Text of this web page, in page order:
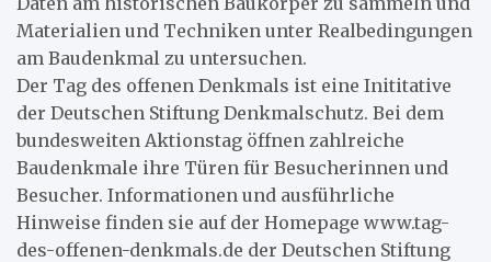
Materialien und Techniken unter Realbedingungen
am Baudenkmal zu untersuchen.
Der Tag des offenen Denkmals ist eine Inititative
der Deutschen Stiftung Denkmalschutz. Bei dem
bundesweiten Aktionstag öffnen zahlreiche
Baudenkmale ihre Türen für Besucherinnen und
Besucher. Informationen und ausführliche
Hinweise finden sie auf der Homepage www.tag-
des-offenen-denkmals.de der Deutschen Stiftung